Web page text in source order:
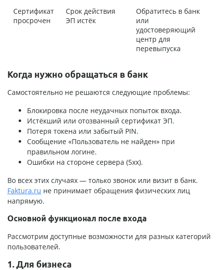
Сертификат
просрочен
Срок действия
ЭП истёк
Обратитесь в банк
или
удостоверяющий
центр для
перевыпуска
Когда нужно обращаться в банк
Самостоятельно не решаются следующие проблемы:
Блокировка после неудачных попыток входа.
Истёкший или отозванный сертификат ЭП.
Потеря токена или забытый PIN.
Сообщение «Пользователь не найден» при
правильном логине.
Ошибки на стороне сервера (5xx).
Во всех этих случаях — только звонок или визит в банк.
Faktura.ru не принимает обращения физических лиц
напрямую.
Основной функционал после входа
Рассмотрим доступные возможности для разных категорий
пользователей.
1. Для бизнеса